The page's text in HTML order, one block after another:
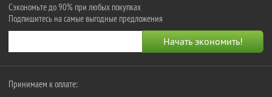
Сэкономьте до 90% при любых покупках
Подпишитесь на самые выгодные предложения
Принимаем к оплате: